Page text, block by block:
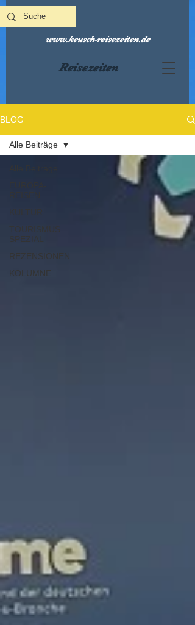
Reisezeiten
www.keusch-reisezeiten.de
BLOG
KULTUR
TOURISMUS
SPEZIAL
REZENSIONEN
KOLUMNE
Alle Beiträge